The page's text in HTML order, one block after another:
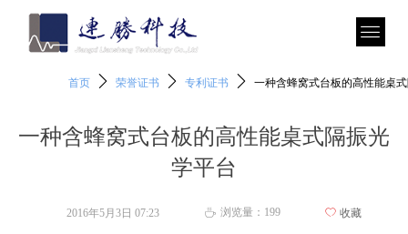
一种含蜂窝式台板的高性能桌式隔振光
学平台
首页 ꄲ 荣誉证书 ꄲ 专利证书 ꄲ 一种含蜂窝式台板的高性能桌
2016年5月3日 07:23 ꄘ 浏览量： 199 ꄀ 收藏